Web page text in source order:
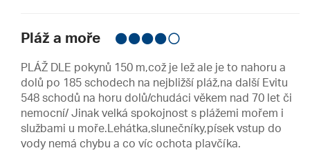
Pláž a moře
PLÁŽ DLE pokynů 150 m,což je lež ale je to nahoru a
dolů po 185 schodech na nejbližší pláž,na další Evitu
548 schodů na horu dolů/chudáci věkem nad 70 let či
nemocní/ Jinak velká spokojnost s plážemi mořem i
službami u moře.Lehátka,slunečníky,písek vstup do
vody nemá chybu a co víc ochota plavčíka.